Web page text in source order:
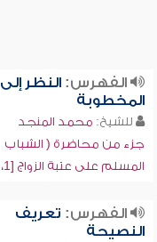
الفهرس:النظر إلى
المخطوبة
للشيخ: محمد المنجد
جزء من محاضرة ( الشباب
المسلم على عتبة الزواج [1، 2])
الفهرس: تعريف
النصيحة